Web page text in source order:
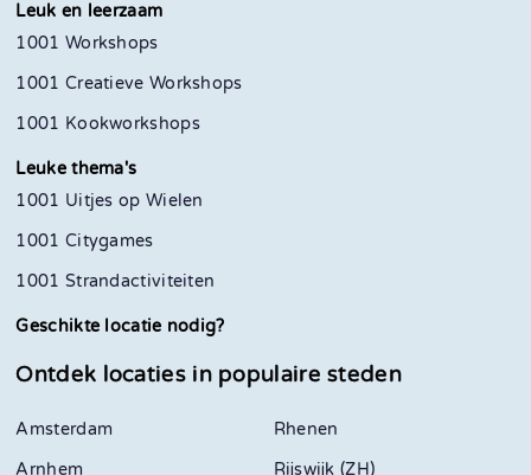
Leuk en leerzaam
1001 Workshops
1001 Creatieve Workshops
1001 Kookworkshops
Leuke thema's
1001 Uitjes op Wielen
1001 Citygames
1001 Strandactiviteiten
Geschikte locatie nodig?
Ontdek locaties in populaire steden
Amsterdam
Arnhem
Rhenen
Rijswijk (ZH)